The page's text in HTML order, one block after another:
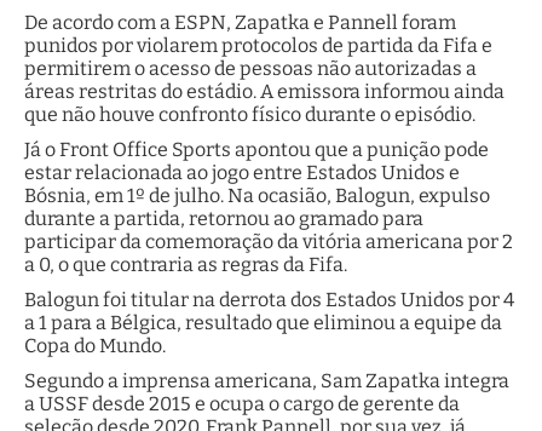
De acordo com a ESPN, Zapatka e Pannell foram
punidos por violarem protocolos de partida da Fifa e
permitirem o acesso de pessoas não autorizadas a
áreas restritas do estádio. A emissora informou ainda
que não houve confronto físico durante o episódio.
Já o Front Office Sports apontou que a punição pode
estar relacionada ao jogo entre Estados Unidos e
Bósnia, em 1º de julho. Na ocasião, Balogun, expulso
durante a partida, retornou ao gramado para
participar da comemoração da vitória americana por 2
a 0, o que contraria as regras da Fifa.
Balogun foi titular na derrota dos Estados Unidos por 4
a 1 para a Bélgica, resultado que eliminou a equipe da
Copa do Mundo.
Segundo a imprensa americana, Sam Zapatka integra
a USSF desde 2015 e ocupa o cargo de gerente da